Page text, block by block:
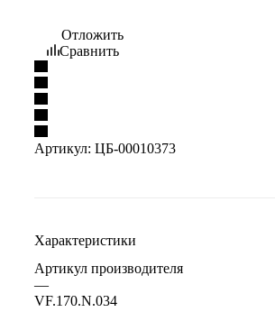
Отложить
Сравнить
Артикул: ЦБ-00010373
Характеристики
Артикул производителя
—
VF.170.N.034